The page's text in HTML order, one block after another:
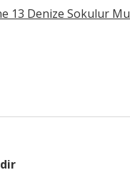
13 Denize Sokulur Mu